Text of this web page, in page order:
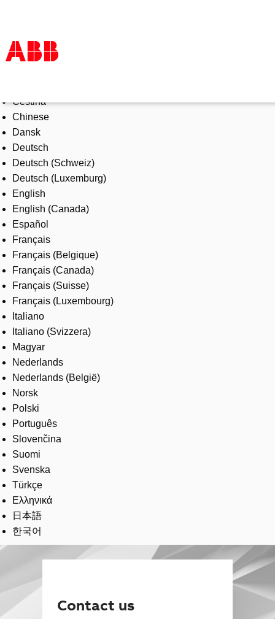
Products & Solutions
Industries
Services
About us
Where to buy
Contact us
Careers
Čeština
Chinese
Dansk
Deutsch
Deutsch (Schweiz)
Deutsch (Luxemburg)
English
English (Canada)
Español
Français
Français (Belgique)
Français (Canada)
Français (Suisse)
Français (Luxembourg)
Italiano
Italiano (Svizzera)
Magyar
Nederlands
Nederlands (België)
Norsk
Polski
Português
Slovenčina
Suomi
Svenska
Türkçe
Ελληνικά
日本語
한국어
Contact us